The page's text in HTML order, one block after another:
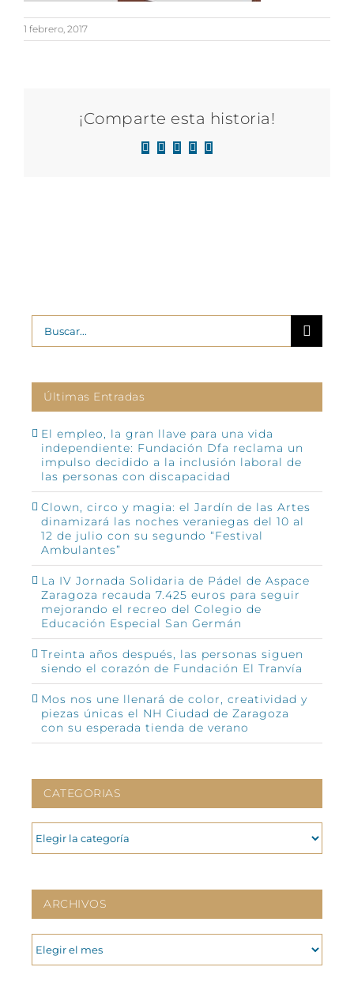
1 febrero, 2017
¡Comparte esta historia!
Facebook
X LinkedIn
WhatsApp
Correo
Buscar:
Últimas Entradas
El empleo, la gran llave para una vida
independiente: Fundación Dfa reclama un
impulso decidido a la inclusión laboral de
las personas con discapacidad
Clown, circo y magia: el Jardín de las Artes
dinamizará las noches veraniegas del 10 al
12 de julio con su segundo “Festival
Ambulantes”
La IV Jornada Solidaria de Pádel de Aspace
Zaragoza recauda 7.425 euros para seguir
mejorando el recreo del Colegio de
Educación Especial San Germán
Treinta años después, las personas siguen
siendo el corazón de Fundación El Tranvía
Mos nos une llenará de color, creatividad y
piezas únicas el NH Ciudad de Zaragoza
con su esperada tienda de verano
CATEGORIAS
CATEGORIAS
ARCHIVOS
ARCHIVOS